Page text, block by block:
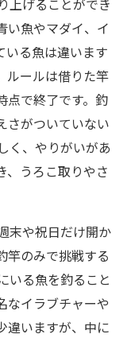
上げることができ
い魚やマダイ、イ
いる魚は違います
ルールは借りた竿
点で終了です。釣
さがついていない
く、やりがいがあ
、うろこ取りやさ
末や祝日だけ開か
竿のみで挑戦する
いる魚を釣ること
なイラブチャーや
違いますが、中に